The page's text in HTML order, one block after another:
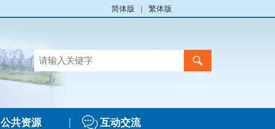
简体版 | 繁体版
公共资源 互动交流